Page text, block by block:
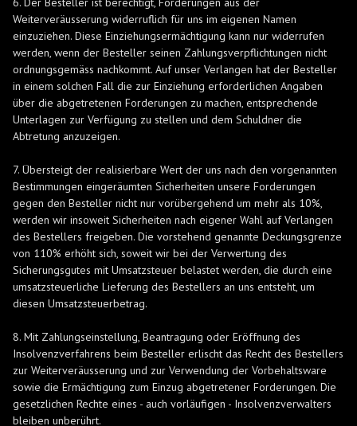
Weiterveräusserung widerruflich für uns im eigenen Namen
einzuziehen. Diese Einziehungsermächtigung kann nur widerrufen
werden, wenn der Besteller seinen Zahlungsverpflichtungen nicht
ordnungsgemäss nachkommt. Auf unser Verlangen hat der Besteller
in einem solchen Fall die zur Einziehung erforderlichen Angaben
über die abgetretenen Forderungen zu machen, entsprechende
Unterlagen zur Verfügung zu stellen und dem Schuldner die
Abtretung anzuzeigen.
7. Übersteigt der realisierbare Wert der uns nach den vorgenannten
Bestimmungen eingeräumten Sicherheiten unsere Forderungen
gegen den Besteller nicht nur vorübergehend um mehr als 10%,
werden wir insoweit Sicherheiten nach eigener Wahl auf Verlangen
des Bestellers freigeben. Die vorstehend genannte Deckungsgrenze
von 110% erhöht sich, soweit wir bei der Verwertung des
Sicherungsgutes mit Umsatzsteuer belastet werden, die durch eine
umsatzsteuerliche Lieferung des Bestellers an uns entsteht, um
diesen Umsatzsteuerbetrag.
8. Mit Zahlungseinstellung, Beantragung oder Eröffnung des
Insolvenzverfahrens beim Besteller erlischt das Recht des Bestellers
zur Weiterveräusserung und zur Verwendung der Vorbehaltsware
sowie die Ermächtigung zum Einzug abgetretener Forderungen. Die
gesetzlichen Rechte eines - auch vorläufigen - Insolvenzverwalters
bleiben unberührt.